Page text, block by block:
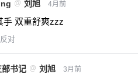
@ 刘旭 4月前
手 双重舒爽zzz
反对
书记 @ 刘旭 3月前